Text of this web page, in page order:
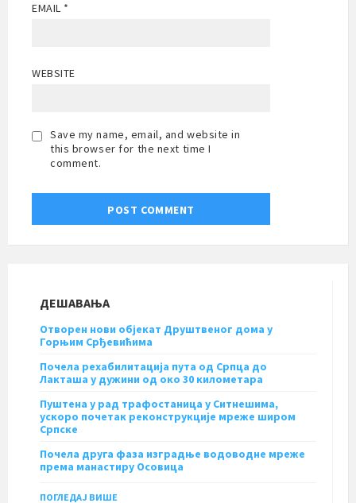
EMAIL *
WEBSITE
Save my name, email, and website in
this browser for the next time I
comment.
ДЕШАВАЊА
Отворен нови објекат Друштвеног дома у
Горњим Срђевићима
Почела рехабилитација пута од Српца до
Лакташа у дужини од око 30 километара
Пуштена у рад трафостаница у Ситнешима,
ускоро почетак реконструкције мреже широм
Српске
Почела друга фаза изградње водоводне мреже
према манастиру Осовица
ПОГЛЕДАЈ ВИШЕ